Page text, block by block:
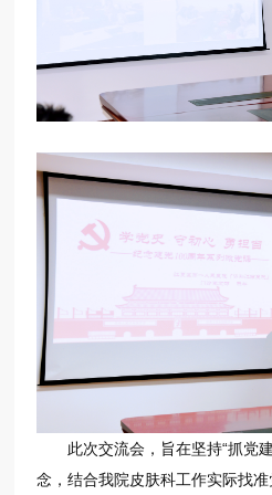
此次交流会，旨在坚持“抓党
念，结合我院皮肤科工作实际找